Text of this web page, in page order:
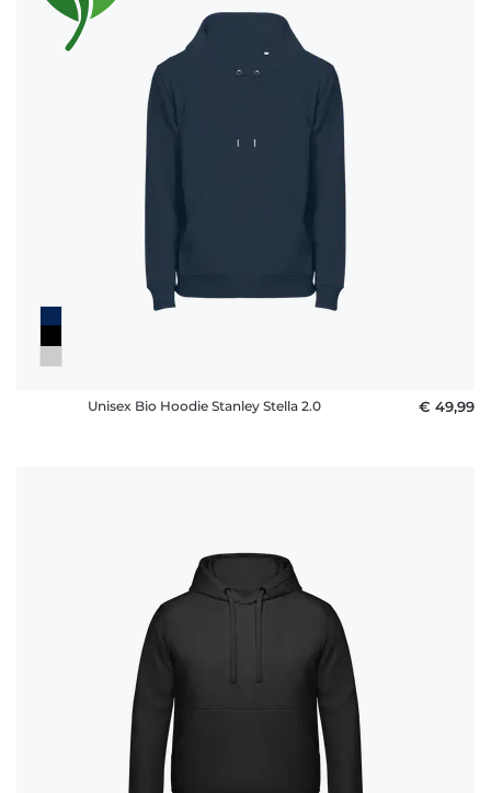
Unisex Bio Hoodie Stanley Stella 2.0 € 49,99